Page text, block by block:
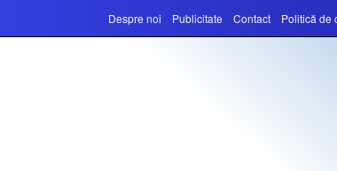
Despre noi Publicitate Contact Politică de